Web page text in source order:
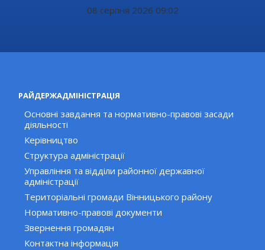
08 серпня 2026 09:02
РАЙДЕРЖАДМІНІСТРАЦІЯ
Основні завдання та нормативно-правові засади
діяльності
Керівництво
Структура адміністрації
Управління та відділи районної державної
адміністрації
Територіальні громади Вінницького району
Нормативно-правові документи
Звернення громадян
Контактна інформація